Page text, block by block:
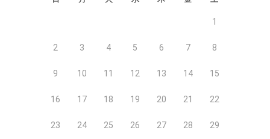
1
2 3 4 5 6 7 8
9 10 11 12 13 14 15
16 17 18 19 20 21 22
23 24 25 26 27 28 29